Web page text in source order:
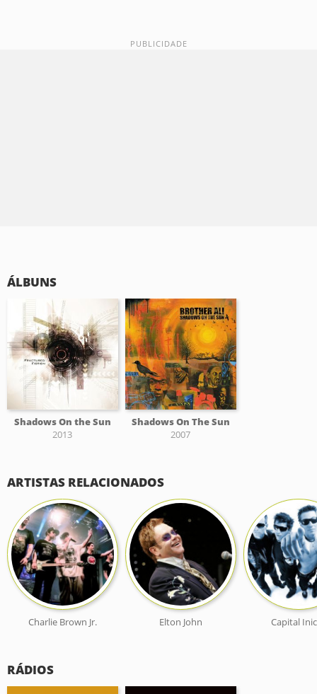
ÁLBUNS
Shadows On the Sun
2013
Shadows On The Sun
2007
ARTISTAS RELACIONADOS
Charlie Brown Jr. Elton John Capital
RÁDIOS